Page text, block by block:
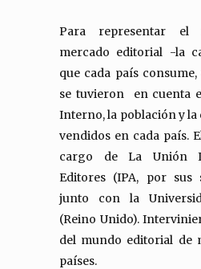
Para representar el
mercado editorial -la
que cada país
se tuvieron en cuenta
Interno, la población y
vendidos en cada país.
cargo de La Unión
Editores (IPA, por sus
junto con la
(Reino Unido).
del mundo editorial de
países.